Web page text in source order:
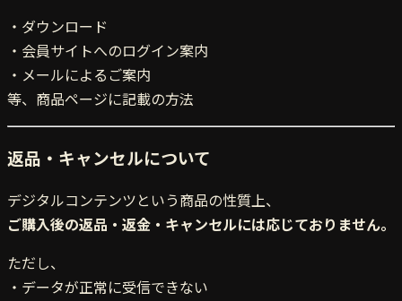
・ダウンロード
・会員サイトへのログイン案内
・メールによるご案内
等、商品ページに記載の方法
返品・キャンセルについて
デジタルコンテンツという商品の性質上、
ご購入後の返品・返金・キャンセルには応じておりません。
ただし、
・データが正常に受信できない